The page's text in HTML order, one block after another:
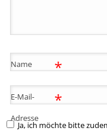
Name *
E-Mail-
Adresse
*
Ja, ich möchte bitte